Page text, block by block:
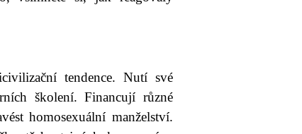
tendence. Nutí své
školení. Financují různé
homosexuální manželství.